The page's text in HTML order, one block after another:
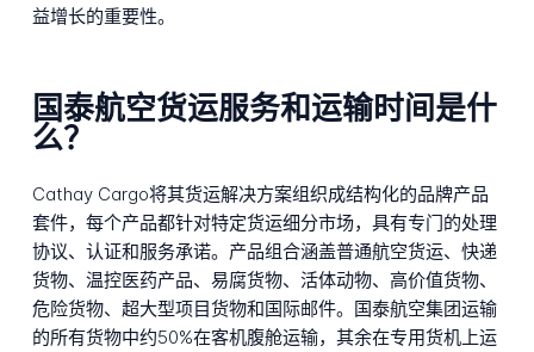
益增长的重要性。
国泰航空货运服务和运输时间是什
么？
Cathay Cargo将其货运解决方案组织成结构化的品牌产品
套件，每个产品都针对特定货运细分市场，具有专门的处理
协议、认证和服务承诺。产品组合涵盖普通航空货运、快递
货物、温控医药产品、易腐货物、活体动物、高价值货物、
危险货物、超大型项目货物和国际邮件。国泰航空集团运输
的所有货物中约50%在客机腹舱运输，其余在专用货机上运